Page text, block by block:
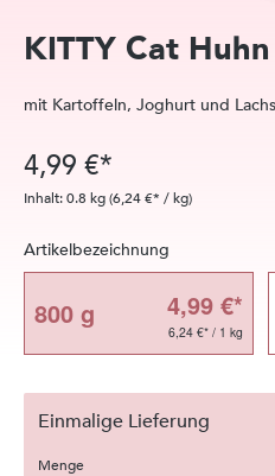
KITTY Cat
mit Kartoffeln, Joghurt und
4,99 €*
Inhalt:0.8 kg(6,24 €* / kg)
Artikelbezeichnung
800 g 4,99 €*
6,24 €* / 1 kg
Einmalige Lieferung
Menge